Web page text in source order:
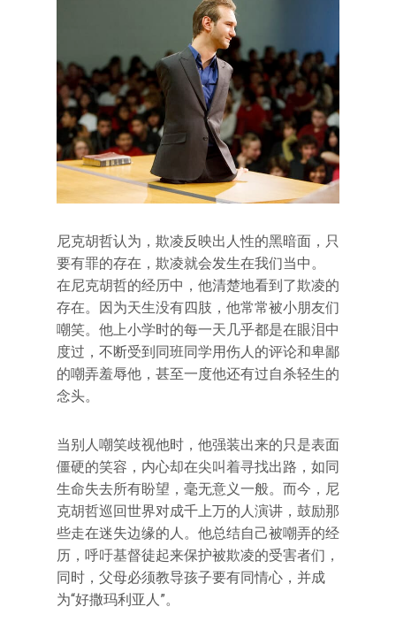
尼克胡哲认为，欺凌反映出人性的黑暗面，只
要有罪的存在，欺凌就会发生在我们当中。
在尼克胡哲的经历中，他清楚地看到了欺凌的
存在。因为天生没有四肢，他常常被小朋友们
嘲笑。他上小学时的每一天几乎都是在眼泪中
度过，不断受到同班同学用伤人的评论和卑鄙
的嘲弄羞辱他，甚至一度他还有过自杀轻生的
念头。
当别人嘲笑歧视他时，他强装出来的只是表面
僵硬的笑容，内心却在尖叫着寻找出路，如同
生命失去所有盼望，毫无意义一般。而今，尼
克胡哲巡回世界对成千上万的人演讲，鼓励那
些走在迷失边缘的人。他总结自己被嘲弄的经
历，呼吁基督徒起来保护被欺凌的受害者们，
同时，父母必须教导孩子要有同情心，并成
为“好撒玛利亚人”。